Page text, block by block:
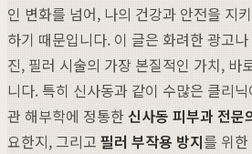
인 변화를 넘어, 나의 건강과 안전을 지
하기 때문입니다. 이 글은 화려한 광고
진, 필러 시술의 가장 본질적인 가치, 바
니다. 특히 신사동과 같이 수많은 클리
관 해부학에 정통한 신사동 피부과 전문
요한지, 그리고 필러 부작용 방지를 위